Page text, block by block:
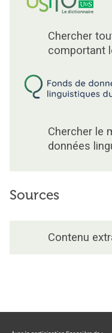
Chercher
comportant
Chercher le
données
Sources
Contenu